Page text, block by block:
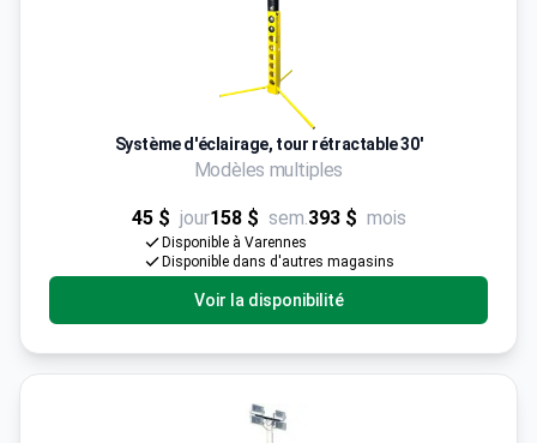
Système d'éclairage, tour rétractable 30'
Modèles multiples
45 $ jour158 $ sem.393 $ mois
Disponible à Varennes
Disponible dans d'autres magasins
Voir la disponibilité